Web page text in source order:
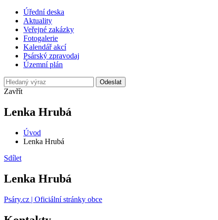
Úřední deska
Aktuality
Veřejné zakázky
Fotogalerie
Kalendář akcí
Psárský zpravodaj
Územní plán
Odeslat
Zavřít
Lenka Hrubá
Úvod
Lenka Hrubá
Sdílet
Lenka Hrubá
Psáry.cz | Oficiální stránky obce